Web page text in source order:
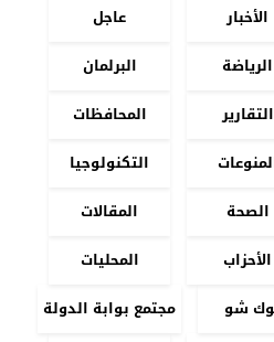
الأخبار
عاجل
الرياضة
البرلمان
التقارير
المحافظات
التكنولوجيا
الصحة
المقالات
الأحزاب
المحليات
شو
مجتمع بوابة الدولة